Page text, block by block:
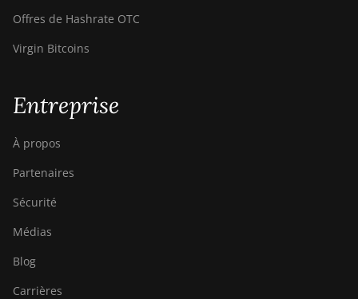
Offres de Hashrate OTC
Virgin Bitcoins
Entreprise
À propos
Partenaires
Sécurité
Médias
Blog
Carrières